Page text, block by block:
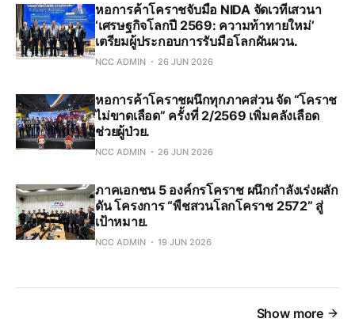
หอการค้าโคราชจับมือ NIDA จัดเวทีเสวนา
‘เศรษฐกิจโลกปี 2569: ความท้าทายใหม่’
เตรียมผู้ประกอบการรับมือโลกผันผวน.
NCC ADMIN 26 JUN 2026
หอการค้าโคราชผนึกทุกภาคส่วน จัด “โคราช
ไม่ขาดเลือด” ครั้งที่ 2/2569 เพิ่มคลังเลือด
ช่วยผู้ป่วย.
NCC ADMIN 26 JUN 2026
ภาคเอกชน 5 องค์กรโคราช ผนึกกำลังเร่งผลัก
ดัน โครงการ “พืชสวนโลกโคราช 2572” สู่
เป้าหมาย.
NCC ADMIN 19 JUN 2026
Show more